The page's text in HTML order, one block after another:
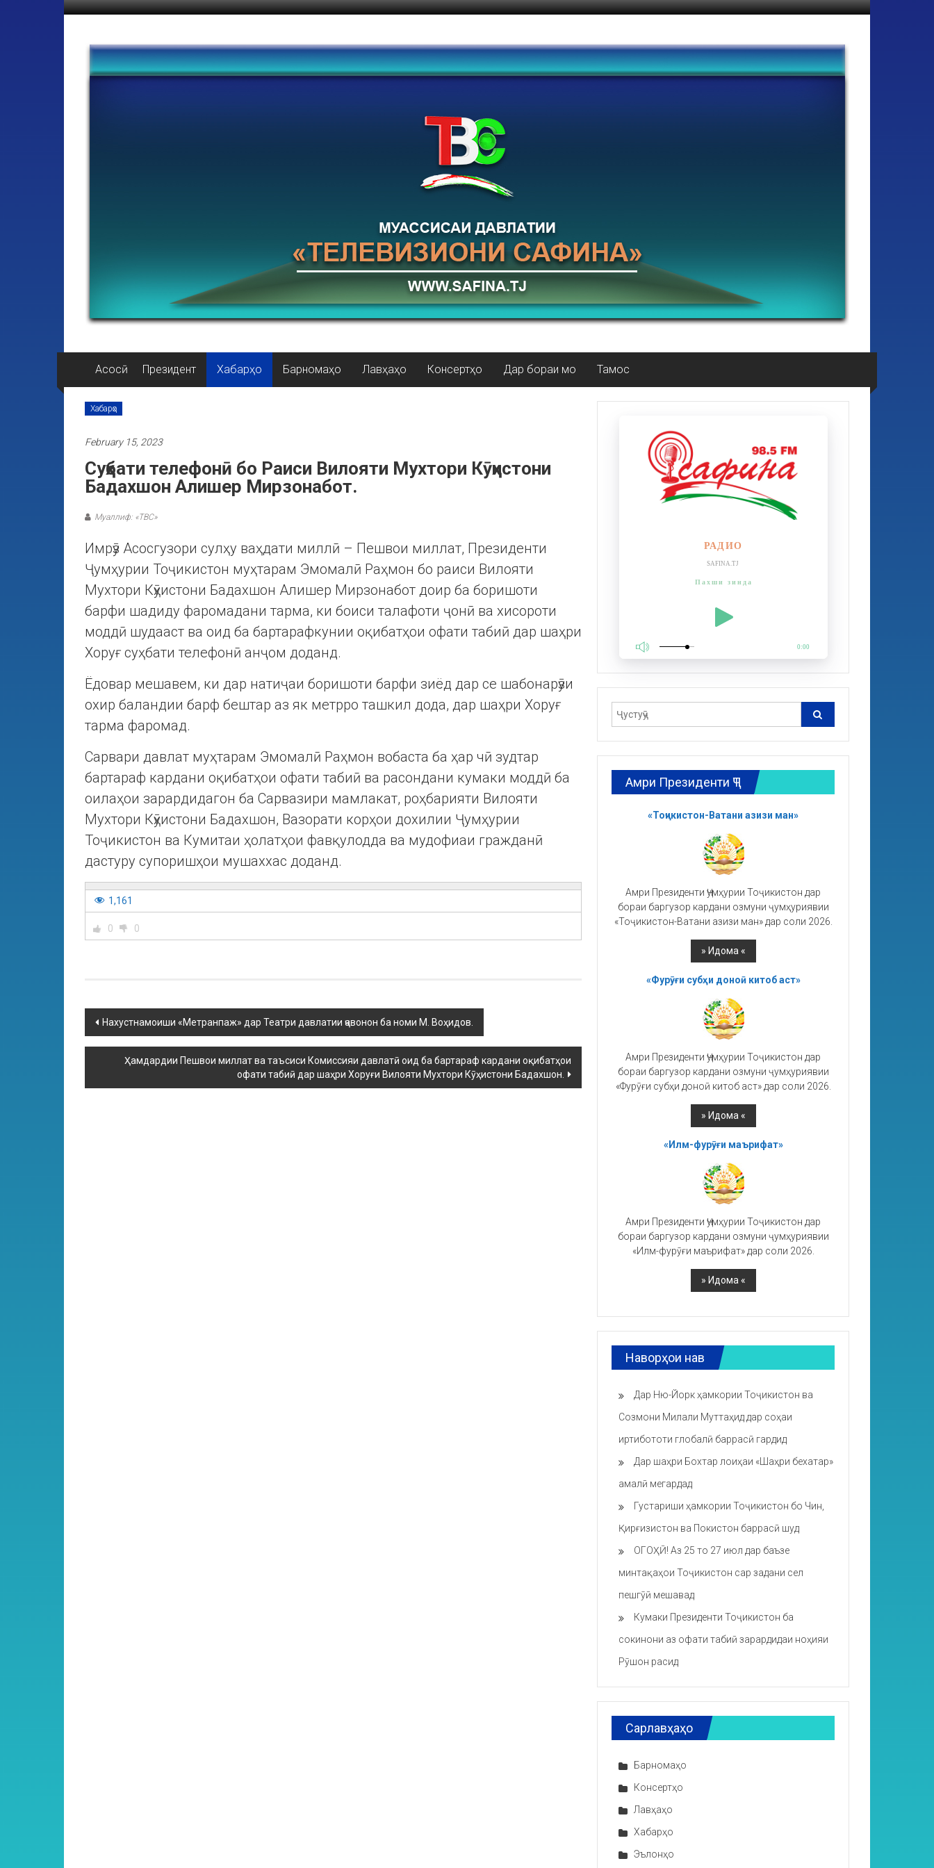
Асосӣ Президент Хабарҳо Барномаҳо Лавҳаҳо Консертҳо Дар бораи мо Тамос
Хабарҳо
February 15, 2023
Суҳбати телефонӣ бо Раиси Вилояти Мухтори Кӯҳистони
Бадахшон Алишер Мирзонабот.
Муаллиф: «ТВС»
Имрӯз Асосгузори сулҳу ваҳдати миллӣ – Пешвои миллат, Президенти
Ҷумҳурии Тоҷикистон муҳтарам Эмомалӣ Раҳмон бо раиси Вилояти
Мухтори Кӯҳистони Бадахшон Алишер Мирзонабот доир ба боришоти
барфи шадиду фаромадани тарма, ки боиси талафоти ҷонӣ ва хисороти
моддӣ шудааст ва оид ба бартарафкунии оқибатҳои офати табиӣ дар шаҳри
Хоруғ суҳбати телефонӣ анҷом доданд.
Ёдовар мешавем, ки дар натиҷаи боришоти барфи зиёд дар се шабонарӯзи
охир баландии барф бештар аз як метрро ташкил дода, дар шаҳри Хоруғ
тарма фаромад.
Сарвари давлат муҳтарам Эмомалӣ Раҳмон вобаста ба ҳар чӣ зудтар
бартараф кардани оқибатҳои офати табиӣ ва расондани кумаки моддӣ ба
оилаҳои зарардидагон ба Сарвазири мамлакат, роҳбарияти Вилояти
Мухтори Кӯҳистони Бадахшон, Вазорати корҳои дохилии Ҷумҳурии
Тоҷикистон ва Кумитаи ҳолатҳои фавқулодда ва мудофиаи гражданӣ
дастуру супоришҳои мушаххас доданд.
1,161
0 0
Нахустнамоиши «Метранпаж» дар Театри давлатии ҷавонон ба номи М. Воҳидов.
Ҳамдардии Пешвои миллат ва таъсиси Комиссияи давлатӣ оид ба бартараф кардани оқибатҳои
офати табиӣ дар шаҳри Хоруғи Вилояти Мухтори Кӯҳистони Бадахшон.
РАДИО
SAFINA.TJ
Пахши зинда
0:00
Амри Президенти ҶТ
«Тоҷикистон-Ватани азизи ман»
Амри Президенти Ҷумҳурии Тоҷикистон дар
бораи баргузор кардани озмуни ҷумҳуриявии
«Тоҷикистон-Ватани азизи ман» дар соли 2026.
«Фурӯғи субҳи доноӣ китоб аст»
Амри Президенти Ҷумҳурии Тоҷикистон дар
бораи баргузор кардани озмуни ҷумҳуриявии
«Фурӯғи субҳи доноӣ китоб аст» дар соли 2026.
«Илм-фурӯғи маърифат»
Амри Президенти Ҷумҳурии Тоҷикистон дар
бораи баргузор кардани озмуни ҷумҳуриявии
«Илм-фурӯғи маърифат» дар соли 2026.
Наворҳои нав
Дар Ню-Йорк ҳамкории Тоҷикистон ва
Созмони Милали Муттаҳид дар соҳаи
иртибототи глобалӣ баррасӣ гардид
Дар шаҳри Бохтар лоиҳаи «Шаҳри бехатар»
амалӣ мегардад
Густариши ҳамкории Тоҷикистон бо Чин,
Қирғизистон ва Покистон баррасӣ шуд
ОГОҲӢ! Аз 25 то 27 июл дар баъзе
минтақаҳои Тоҷикистон сар задани сел
пешгӯӣ мешавад
Кумаки Президенти Тоҷикистон ба
сокинони аз офати табиӣ зарардидаи ноҳияи
Рӯшон расид
Сарлавҳаҳо
Барномаҳо
Консертҳо
Лавҳаҳо
Хабарҳо
Эълонҳо